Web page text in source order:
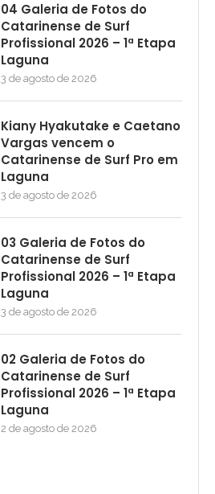
04 Galeria de Fotos do
Catarinense de Surf
Profissional 2026 – 1ª Etapa
Laguna
3 de agosto de 2026
Kiany Hyakutake e Caetano
Vargas vencem o
Catarinense de Surf Pro em
Laguna
3 de agosto de 2026
03 Galeria de Fotos do
Catarinense de Surf
Profissional 2026 – 1ª Etapa
Laguna
3 de agosto de 2026
02 Galeria de Fotos do
Catarinense de Surf
Profissional 2026 – 1ª Etapa
Laguna
2 de agosto de 2026